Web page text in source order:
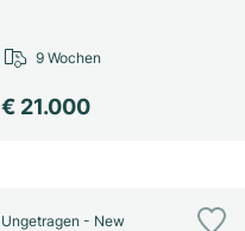
€ 21.000
9 Wochen
Ungetragen - New